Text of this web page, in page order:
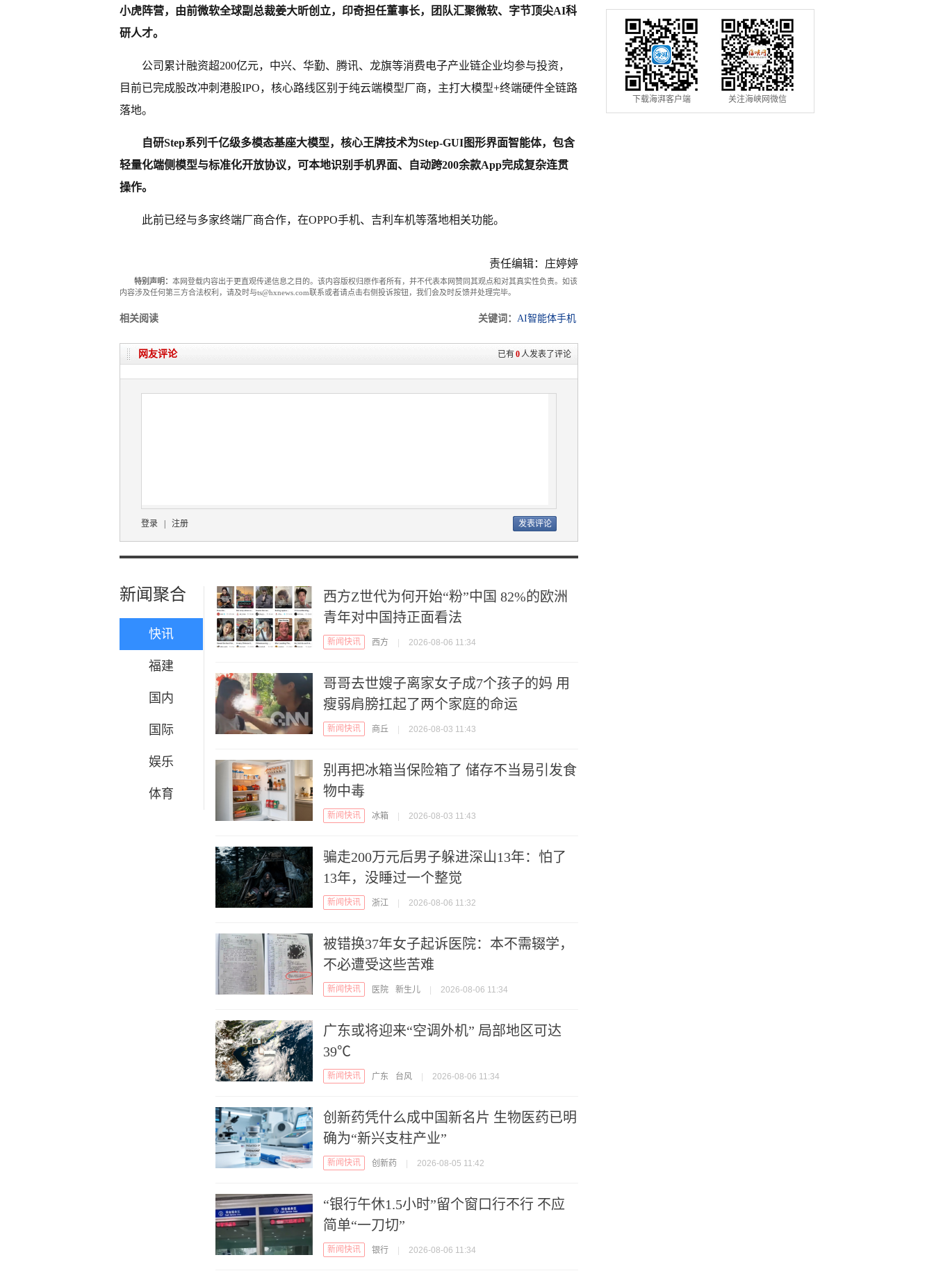
小虎阵营，由前微软全球副总裁姜大昕创立，印奇担任董事长，团队汇聚微软、字节顶尖AI科
研人才。
公司累计融资超200亿元，中兴、华勤、腾讯、龙旗等消费电子产业链企业均参与投资，
目前已完成股改冲刺港股IPO，核心路线区别于纯云端模型厂商，主打大模型+终端硬件全链路
落地。
自研Step系列千亿级多模态基座大模型，核心王牌技术为Step-GUI图形界面智能体，包含
轻量化端侧模型与标准化开放协议，可本地识别手机界面、自动跨200余款App完成复杂连贯
操作。
此前已经与多家终端厂商合作，在OPPO手机、吉利车机等落地相关功能。
责任编辑：庄婷婷
特别声明： 本网登载内容出于更直观传递信息之目的。该内容版权归原作者所有，并不代表本网赞同其观点和对其真实性负责。如该
内容涉及任何第三方合法权利，请及时与ts@hxnews.com联系或者请点击右侧投诉按钮，我们会及时反馈并处理完毕。
相关阅读 关键词： AI智能体手机
已有0人发表了评论
网友评论
登录 | 注册
新闻聚合
快讯
福建
国内
国际
娱乐
体育
西方Z世代为何开始“粉”中国 82%的欧洲
青年对中国持正面看法
新闻快讯 西方 | 2026-08-06 11:34
哥哥去世嫂子离家女子成7个孩子的妈 用
瘦弱肩膀扛起了两个家庭的命运
新闻快讯 商丘 | 2026-08-03 11:43
别再把冰箱当保险箱了 储存不当易引发食
物中毒
新闻快讯 冰箱 | 2026-08-03 11:43
骗走200万元后男子躲进深山13年：怕了
13年，没睡过一个整觉
新闻快讯 浙江 | 2026-08-06 11:32
被错换37年女子起诉医院：本不需辍学，
不必遭受这些苦难
新闻快讯 医院 新生儿 | 2026-08-06 11:34
广东或将迎来“空调外机” 局部地区可达
39℃
新闻快讯 广东 台风 | 2026-08-06 11:34
创新药凭什么成中国新名片 生物医药已明
确为“新兴支柱产业”
新闻快讯 创新药 | 2026-08-05 11:42
“银行午休1.5小时”留个窗口行不行 不应
简单“一刀切”
新闻快讯 银行 | 2026-08-06 11:34
下载海湃客户端 关注海峡网微信